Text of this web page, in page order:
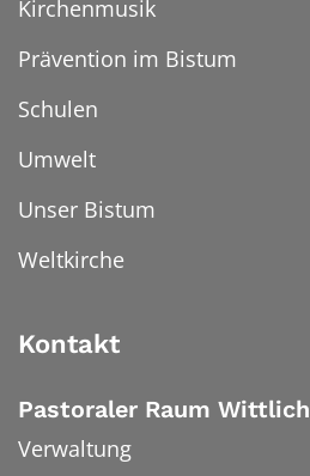
Kirchenmusik
Prävention im Bistum
Schulen
Umwelt
Unser Bistum
Weltkirche
Kontakt
Pastoraler Raum Wittlich
Verwaltung